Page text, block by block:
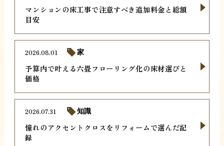
マンションの床工事で注意すべき追加料金と総額
目安
予算内で叶える六畳フローリング化の床材選びと
価格
2026.08.01 家
憧れのアクセントクロスをリフォームで選んだ記
録
2026.07.31 知識